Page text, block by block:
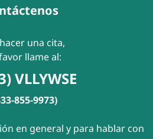
una cita,
llame al:
VLLYWSE
855-9973)
en general y para hablar con